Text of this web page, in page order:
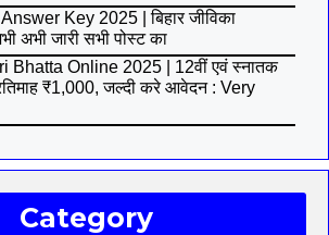
Key 2025 | बिहार जीविका
अभी जारी सभी पोस्ट का
Bhatta Online 2025 | 12वीं एवं स्नातक
₹1,000, जल्दी करे आवेदन : Very
Category